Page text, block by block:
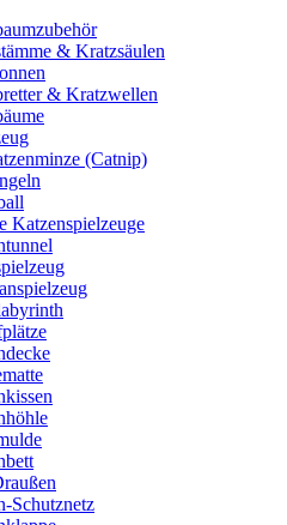
& Kratzsäulen
& Kratzwellen
(Catnip)
Katzenspielzeuge
Schutznetz